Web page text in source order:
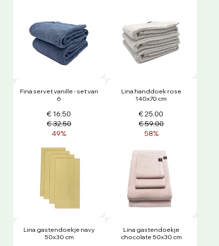
Fina servet vanille - set van
6
€ 16,50
€ 32,50
49%
Lina handdoek rose
140x70 cm
€ 25,00
€ 59,00
58%
Lina gastendoekje navy
50x30 cm
Lina gastendoekje
chocolate 50x30 cm